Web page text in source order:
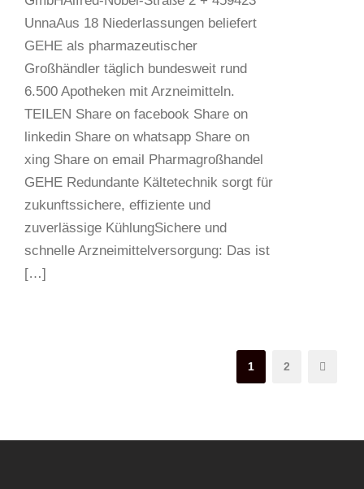
UnnaAus 18 Niederlassungen beliefert
GEHE als pharmazeutischer
Großhändler täglich bundesweit rund
6.500 Apotheken mit Arzneimitteln.
TEILEN Share on facebook Share on
linkedin Share on whatsapp Share on
xing Share on email Pharmagroßhandel
GEHE Redundante Kältetechnik sorgt für
zukunftssichere, effiziente und
zuverlässige KühlungSichere und
schnelle Arzneimittelversorgung: Das ist
[…]
1 2